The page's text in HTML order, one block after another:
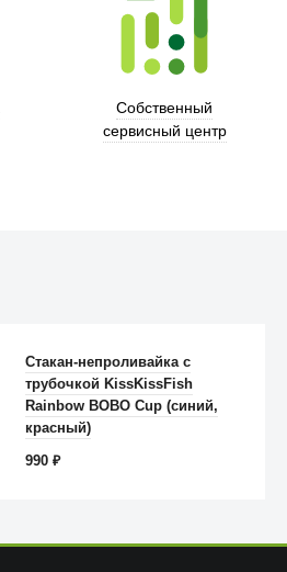
Собственный
сервисный центр
Стакан-непроливайка с
трубочкой KissKissFish
Rainbow BOBO Cup (синий,
красный)
990₽